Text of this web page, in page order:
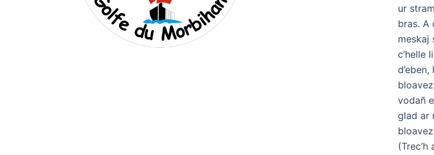
ur
bras. A
meskaj
c’helle
vodañ
glad ar